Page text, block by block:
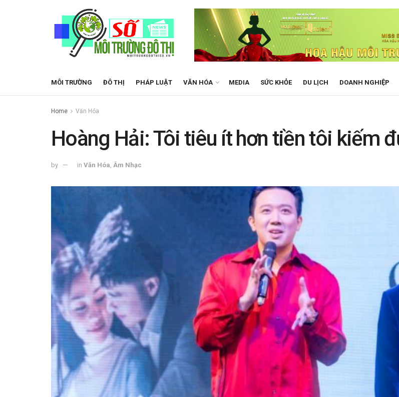
MÔI TRƯỜNG ĐÔ THỊ PHÁP LUẬT VĂN HÓA MEDIA SỨC KHỎE DU LỊCH DOANH NGHIỆP
Home Văn Hóa
Hoàng Hải: Tôi tiêu ít hơn tiền tôi kiếm
by in Văn Hóa Âm Nhạc